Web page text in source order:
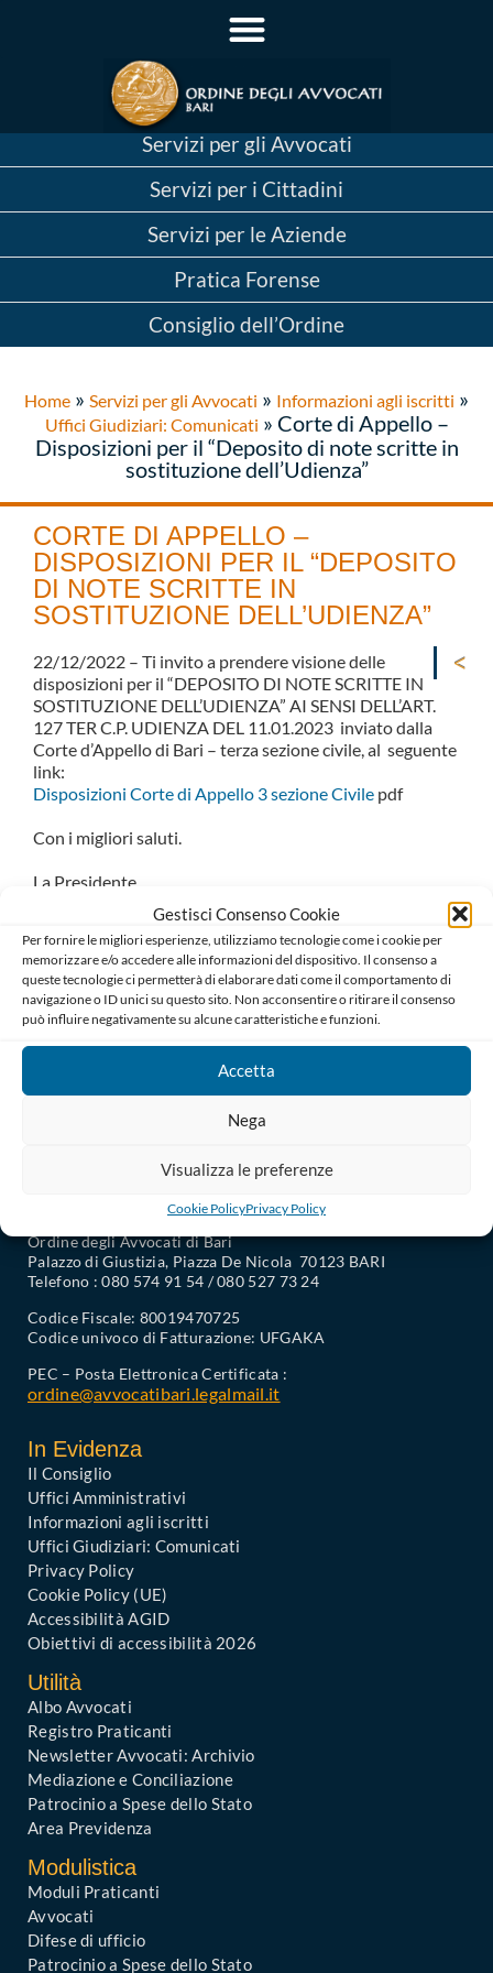
Gestisci Consenso Cookie
Per fornire le migliori esperienze, utilizziamo tecnologie come i cookie per
memorizzare e/o accedere alle informazioni del dispositivo. Il consenso a
queste tecnologie ci permetterà di elaborare dati come il comportamento di
navigazione o ID unici su questo sito. Non acconsentire o ritirare il consenso
può influire negativamente su alcune caratteristiche e funzioni.
Accetta
Nega
Visualizza le preferenze
Cookie PolicyPrivacy Policy
Servizi per gli Avvocati
Servizi per i Cittadini
Servizi per le Aziende
Pratica Forense
Consiglio dell’Ordine
Home » Servizi per gli Avvocati » Informazioni agli iscritti »
Uffici Giudiziari: Comunicati » Corte di Appello –
Disposizioni per il “Deposito di note scritte in
sostituzione dell’Udienza”
CORTE DI APPELLO –
DISPOSIZIONI PER IL “DEPOSITO
DI NOTE SCRITTE IN
SOSTITUZIONE DELL’UDIENZA”
22/12/2022 – Ti invito a prendere visione delle
disposizioni per il “DEPOSITO DI NOTE SCRITTE IN
SOSTITUZIONE DELL’UDIENZA” AI SENSI DELL’ART.
127 TER C.P. UDIENZA DEL 11.01.2023 inviato dalla
Corte d’Appello di Bari – terza sezione civile, al seguente
link:
Disposizioni Corte di Appello 3 sezione Civile pdf
Con i migliori saluti.
La Presidente
Il Consigliere Segretario
Avv. Giuseppe Dalfino
Ordine degli Avvocati di Bari
Palazzo di Giustizia, Piazza De Nicola 70123 BARI
Telefono : 080 574 91 54 / 080 527 73 24
Codice Fiscale: 80019470725
Codice univoco di Fatturazione: UFGAKA
PEC – Posta Elettronica Certificata :
ordine@avvocatibari.legalmail.it
In Evidenza
Il Consiglio
Uffici Amministrativi
Informazioni agli iscritti
Uffici Giudiziari: Comunicati
Privacy Policy
Cookie Policy (UE)
Accessibilità AGID
Obiettivi di accessibilità 2026
Utilità
Albo Avvocati
Registro Praticanti
Newsletter Avvocati: Archivio
Mediazione e Conciliazione
Patrocinio a Spese dello Stato
Area Previdenza
Modulistica
Moduli Praticanti
Avvocati
Difese di ufficio
Patrocinio a Spese dello Stato